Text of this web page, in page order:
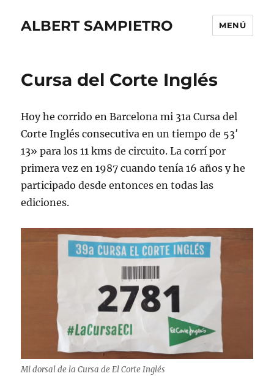
ALBERT SAMPIETRO MENÚ
Cursa del Corte Inglés
Hoy he corrido en Barcelona mi 31a Cursa del
Corte Inglés consecutiva en un tiempo de 53′
13» para los 11 kms de circuito. La corrí por
primera vez en 1987 cuando tenía 16 años y he
participado desde entonces en todas las
ediciones.
Mi dorsal de la Cursa de El Corte Inglés